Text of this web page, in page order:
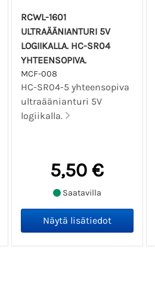
RCWL-1601
ULTRAÄÄNIANTURI 5V
LOGIIKALLA. HC-SR04
YHTEENSOPIVA.
MCF-008
HC-SR04-5 yhteensopiva
ultraäänianturi 5V
logiikalla.
5,50 €
Saatavilla